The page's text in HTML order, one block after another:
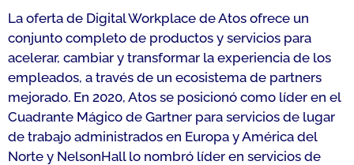
La oferta de Digital Workplace de Atos ofrece un
conjunto completo de productos y servicios para
acelerar, cambiar y transformar la experiencia de los
empleados, a través de un ecosistema de partners
mejorado. En 2020, Atos se posicionó como líder en el
Cuadrante Mágico de Gartner para servicios de lugar
de trabajo administrados en Europa y América del
Norte y NelsonHall lo nombró líder en servicios de